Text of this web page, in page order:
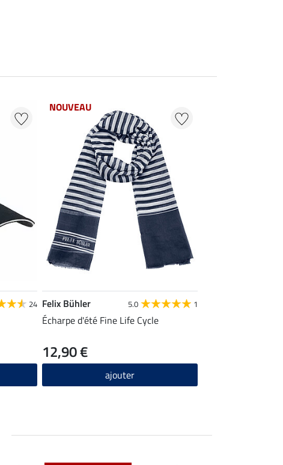
24
NOUVEAU
Felix Bühler 5.0 1
Écharpe d'été Fine Life Cycle
12,90 €
ajouter